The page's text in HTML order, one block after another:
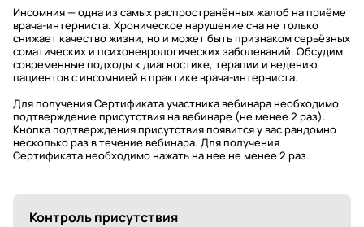
Инсомния — одна из самых распространённых жалоб на приёме
врача-интерниста. Хроническое нарушение сна не только
снижает качество жизни, но и может быть признаком серьёзных
соматических и психоневрологических заболеваний. Обсудим
современные подходы к диагностике, терапии и ведению
пациентов с инсомнией в практике врача-интерниста.
Для получения Сертификата участника вебинара необходимо
подтверждение присутствия на вебинаре (не менее 2 раз).
Кнопка подтверждения присутствия появится у вас рандомно
несколько раз в течение вебинара. Для получения
Сертификата необходимо нажать на нее не менее 2 раз.
Контроль присутствия